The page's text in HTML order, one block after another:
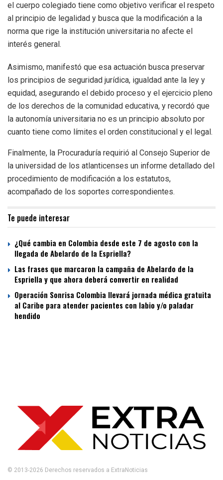
el cuerpo colegiado tiene como objetivo verificar el respeto
al principio de legalidad y busca que la modificación a la
norma que rige la institución universitaria no afecte el
interés general.
Asimismo, manifestó que esa actuación busca preservar
los principios de seguridad jurídica, igualdad ante la ley y
equidad, asegurando el debido proceso y el ejercicio pleno
de los derechos de la comunidad educativa, y recordó que
la autonomía universitaria no es un principio absoluto por
cuanto tiene como límites el orden constitucional y el legal.
Finalmente, la Procuraduría requirió al Consejo Superior de
la universidad de los atlanticenses un informe detallado del
procedimiento de modificación a los estatutos,
acompañado de los soportes correspondientes.
Te puede interesar
¿Qué cambia en Colombia desde este 7 de agosto con la
llegada de Abelardo de la Espriella?
Las frases que marcaron la campaña de Abelardo de la
Espriella y que ahora deberá convertir en realidad
Operación Sonrisa Colombia llevará jornada médica gratuita
al Caribe para atender pacientes con labio y/o paladar
hendido
© 2013-2026 Derechos reservados a ExtraNoticias